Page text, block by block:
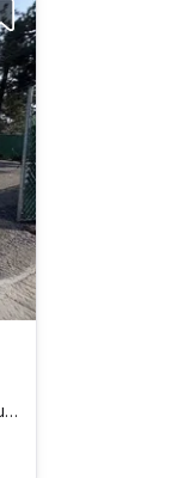
Av. Miguel Hidalgo 40, Granjas Lomas de Guadalupe, Cuautitlán Izcalli